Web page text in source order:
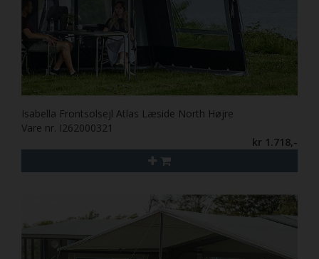
Isabella Frontsolsejl Atlas Læside North Højre
Vare nr. I262000321
kr 1.718,-